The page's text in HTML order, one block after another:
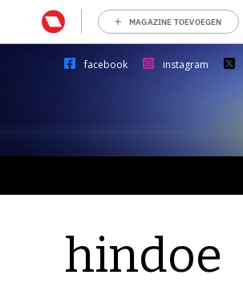
MAGAZINE TOEVOEGEN
facebook instagram
hindoe